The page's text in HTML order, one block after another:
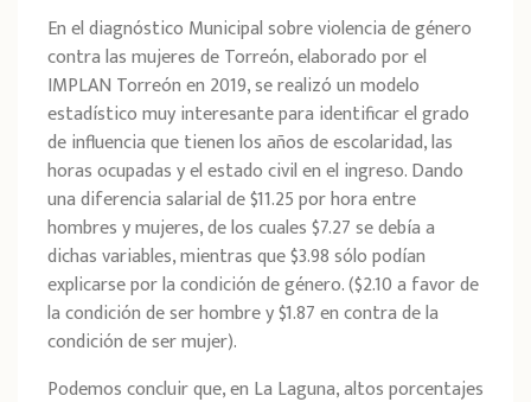
En el diagnóstico Municipal sobre violencia de género
contra las mujeres de Torreón, elaborado por el
IMPLAN Torreón en 2019, se realizó un modelo
estadístico muy interesante para identificar el grado
de influencia que tienen los años de escolaridad, las
horas ocupadas y el estado civil en el ingreso. Dando
una diferencia salarial de $11.25 por hora entre
hombres y mujeres, de los cuales $7.27 se debía a
dichas variables, mientras que $3.98 sólo podían
explicarse por la condición de género. ($2.10 a favor de
la condición de ser hombre y $1.87 en contra de la
condición de ser mujer).
Podemos concluir que, en La Laguna, altos porcentajes